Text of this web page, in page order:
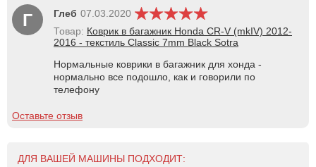
Г Глеб 07.03.2020
Товар: Коврик в багажник Honda CR-V (mkIV) 2012-
2016 - текстиль Classic 7mm Black Sotra
Нормальные коврики в багажник для хонда -
нормально все подошло, как и говорили по
телефону
Оставьте отзыв
ДЛЯ ВАШЕЙ МАШИНЫ ПОДХОДИТ: